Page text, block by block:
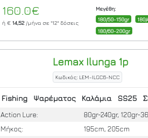
160.0€
ή € 14,52/μήνα σε "12"δόσεις
Μεγέθη:
180/50-150gr
180/60-200gr
LemaxIlunga 1p
Κωδικός: LEM-ILGC6-NCC
Fishing Ψαρέματος Καλάμια SS25
Action Lure:
80gr-240gr, 120gr-
Μήκος:
195cm, 205cm